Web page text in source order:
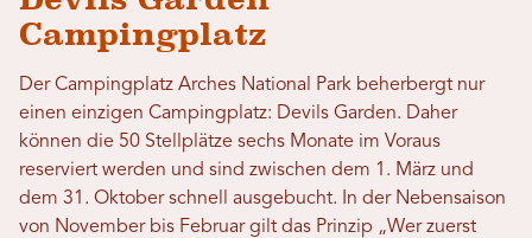
Campingplatz
Der Campingplatz Arches National Park beherbergt nur
einen einzigen Campingplatz: Devils Garden. Daher
können die 50 Stellplätze sechs Monate im Voraus
reserviert werden und sind zwischen dem 1. März und
dem 31. Oktober schnell ausgebucht. In der Nebensaison
von November bis Februar gilt das Prinzip „Wer zuerst